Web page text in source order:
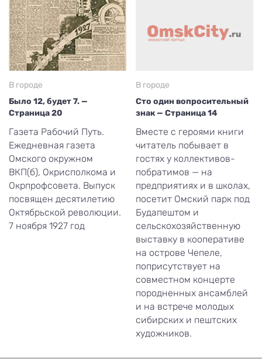
В городе
Было 12, будет 7. —
Страница 20
Газета Рабочий Путь.
Ежедневная газета
Омского окружном
ВКП(б), Окрисполкома и
Окрпрофсовета. Выпуск
посвящен десятилетию
Октябрьской революции.
7 ноября 1927 год
В городе
Сто один вопросительный
знак — Страница 14
Вместе с героями книги
читатель побывает в
гостях у коллективов-
побратимов — на
предприятиях и в школах,
посетит Омский парк под
Будапештом и
сельскохозяйственную
выставку в кооперативе
на острове Чепеле,
поприсутствует на
совместном концерте
породненных ансамблей
и на встрече молодых
сибирских и пештских
художников.